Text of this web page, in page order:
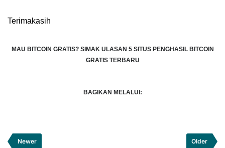
Terimakasih
MAU BITCOIN GRATIS? SIMAK ULASAN 5 SITUS PENGHASIL BITCOIN
GRATIS TERBARU
BAGIKAN MELALUI:
Newer Older